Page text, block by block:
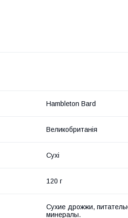
Hambleton Bard
Великобританія
Сухі
120 г
Сухие дрожжи,
минералы.